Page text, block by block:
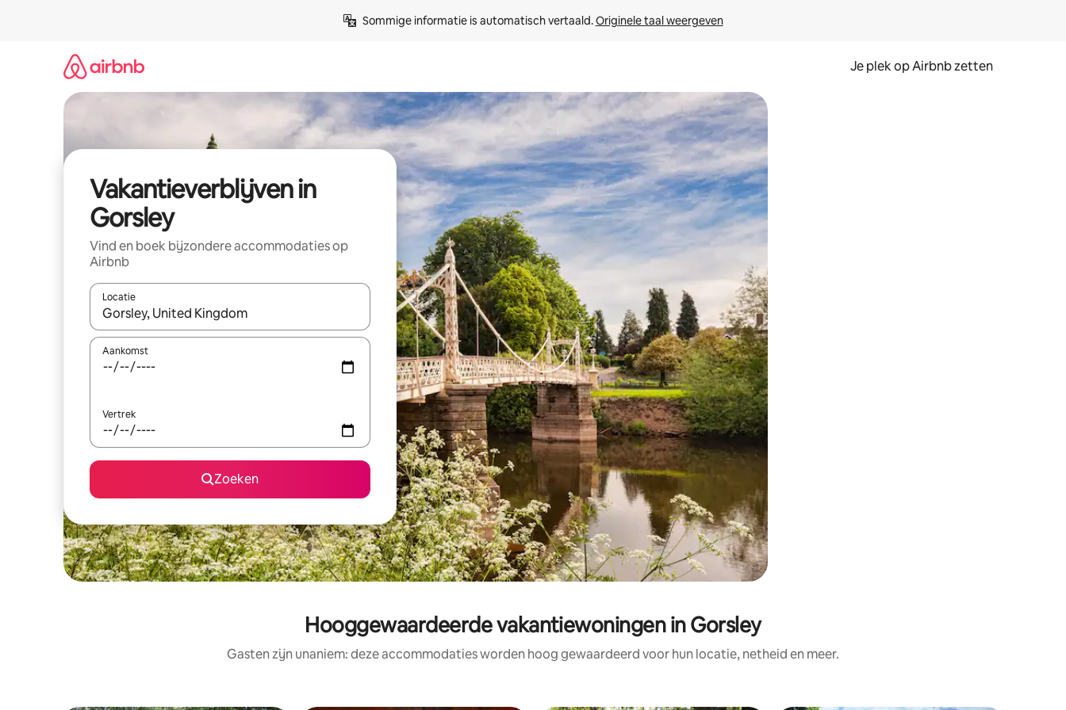
Sommige informatie is automatisch vertaald. Originele taal weergeven
Je plek op Airbnb zetten
Vakantieverblijven in
Gorsley
Vind en boek bijzondere accommodaties op
Airbnb
Locatie
Wanneer er resultaten beschikbaar zijn, maak je een keuze met je de pijltjestoetsen omhoog en omlaag, óf door te tikken of swipen.
Aankomst
Vertrek
Zoeken
Hooggewaardeerde vakantiewoningen in Gorsley
Gasten zijn unaniem: deze accommodaties worden hoog gewaardeerd voor hun locatie, netheid en meer.